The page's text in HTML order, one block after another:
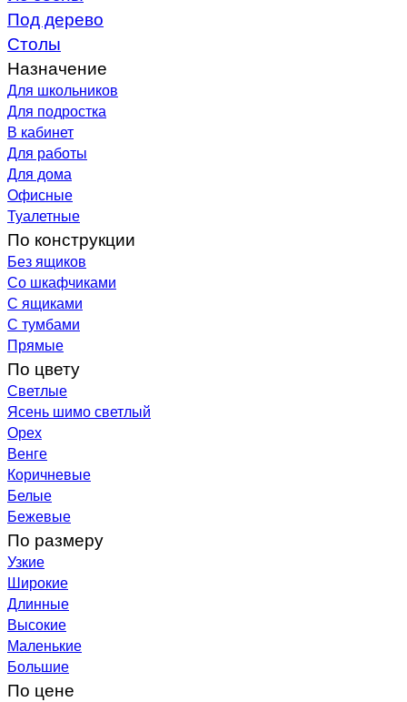
Под дерево
Столы
Назначение
Для школьников
Для подростка
В кабинет
Для работы
Для дома
Офисные
Туалетные
По конструкции
Без ящиков
Со шкафчиками
С ящиками
С тумбами
Прямые
По цвету
Светлые
Ясень шимо светлый
Орех
Венге
Коричневые
Белые
Бежевые
По размеру
Узкие
Широкие
Длинные
Высокие
Маленькие
Большие
По цене